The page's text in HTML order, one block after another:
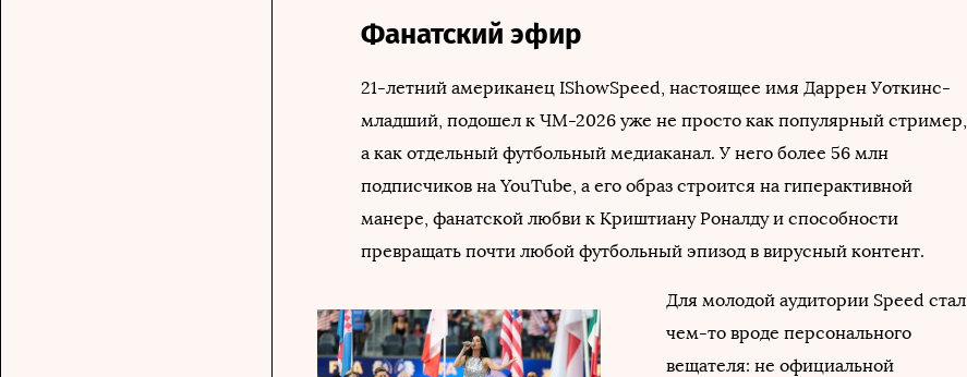
Фанатский эфир
21-летний американец IShowSpeed, настоящее имя Даррен Уоткинс-
младший, подошел к ЧМ-2026 уже не просто как популярный стример,
а как отдельный футбольный медиаканал. У него более 56 млн
подписчиков на YouTube, а его образ строится на гиперактивной
манере, фанатской любви к Криштиану Роналду и способности
превращать почти любой футбольный эпизод в вирусный контент.
Для молодой аудитории Speed стал
чем-то вроде персонального
вещателя: не официальной